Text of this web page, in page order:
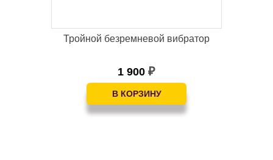
Тройной безремневой вибратор
1 900₽